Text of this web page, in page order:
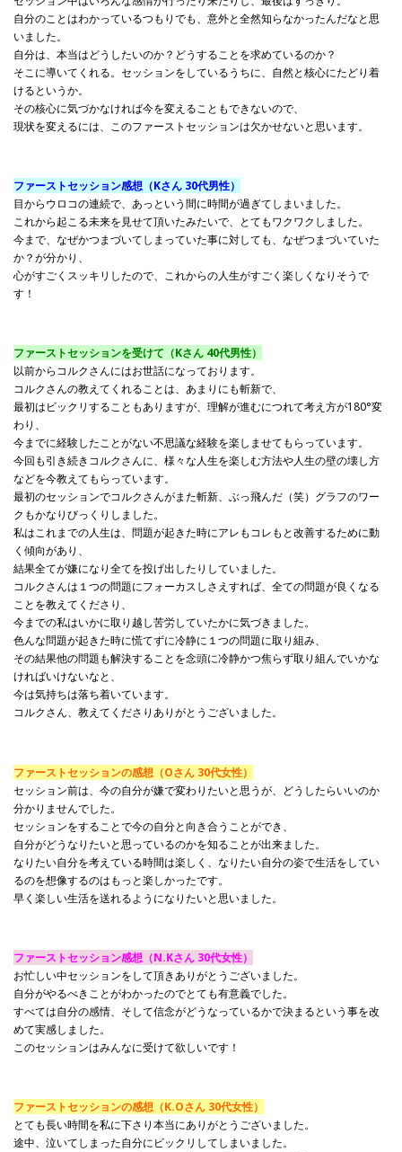
自分のことはわかっているつもりでも、意外と全然知らなかったんだなと思
いました。
自分は、本当はどうしたいのか？どうすることを求めているのか？
そこに導いてくれる。セッションをしているうちに、自然と核心にたどり着
けるというか。
その核心に気づかなければ今を変えることもできないので、
現状を変えるには、このファーストセッションは欠かせないと思います。
ファーストセッション感想（Kさん 30代男性）
目からウロコの連続で、あっという間に時間が過ぎてしまいました。
これから起こる未来を見せて頂いたみたいで、とてもワクワクしました。
今まで、なぜかつまづいてしまっていた事に対しても、なぜつまづいていた
か？が分かり、
心がすごくスッキリしたので、これからの人生がすごく楽しくなりそうで
す！
ファーストセッションを受けて（Kさん 40代男性）
以前からコルクさんにはお世話になっております。
コルクさんの教えてくれることは、あまりにも斬新で、
最初はビックリすることもありますが、理解が進むにつれて考え方が180°変
わり、
今までに経験したことがない不思議な経験を楽しませてもらっています。
今回も引き続きコルクさんに、様々な人生を楽しむ方法や人生の壁の壊し方
などを今教えてもらっています。
最初のセッションでコルクさんがまた斬新、ぶっ飛んだ（笑）グラフのワー
クもかなりびっくりしました。
私はこれまでの人生は、問題が起きた時にアレもコレもと改善するために動
く傾向があり、
結果全てが嫌になり全てを投げ出したりしていました。
コルクさんは１つの問題にフォーカスしさえすれば、全ての問題が良くなる
ことを教えてくださり、
今までの私はいかに取り越し苦労していたかに気づきました。
色んな問題が起きた時に慌てずに冷静に１つの問題に取り組み、
その結果他の問題も解決することを念頭に冷静かつ焦らず取り組んでいかな
ければいけないなと、
今は気持ちは落ち着いています。
コルクさん、教えてくださりありがとうございました。
ファーストセッションの感想（Oさん 30代女性）
セッション前は、今の自分が嫌で変わりたいと思うが、どうしたらいいのか
分かりませんでした。
セッションをすることで今の自分と向き合うことができ、
自分がどうなりたいと思っているのかを知ることが出来ました。
なりたい自分を考えている時間は楽しく、なりたい自分の姿で生活をしてい
るのを想像するのはもっと楽しかったです。
早く楽しい生活を送れるようになりたいと思いました。
ファーストセッション感想（N.Kさん 30代女性）
お忙しい中セッションをして頂きありがとうございました。
自分がやるべきことがわかったのでとても有意義でした。
すべては自分の感情、そして信念がどうなっているかで決まるという事を改
めて実感しました。
このセッションはみんなに受けて欲しいです！
ファーストセッションの感想（K.Oさん 30代女性）
とても長い時間を私に下さり本当にありがとうございました。
途中、泣いてしまった自分にビックリしてしまいました。